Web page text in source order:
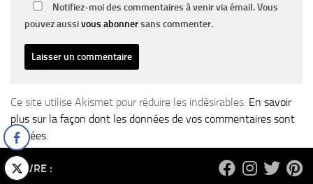
Notifiez-moi des commentaires à venir via émail. Vous
pouvez aussivous abonnersans commenter.
Ce site utilise Akismet pour réduire les indésirables. En savoir
plus sur la façon dont les données de vos commentaires sont
traitées
SUIVRE :